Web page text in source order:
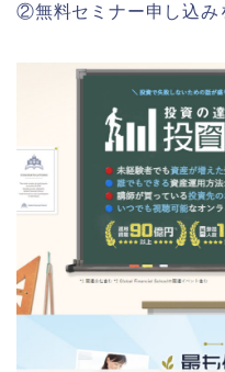
②無料セミナー申し込み